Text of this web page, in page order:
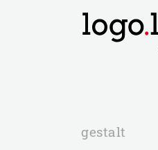
gestalt